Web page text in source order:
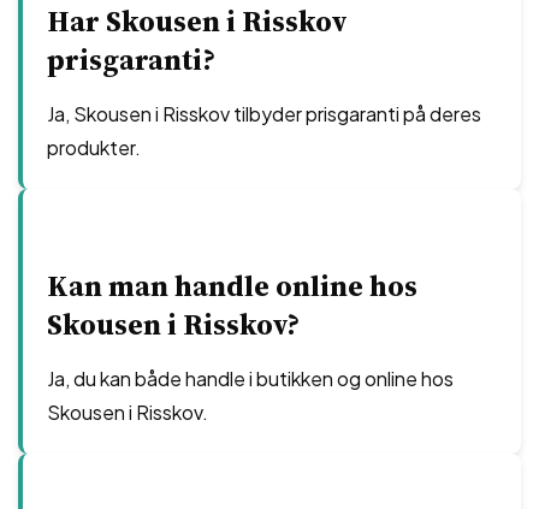
Har Skousen i Risskov
prisgaranti?
Ja, Skousen i Risskov tilbyder prisgaranti på deres
produkter.
Kan man handle online hos
Skousen i Risskov?
Ja, du kan både handle i butikken og online hos
Skousen i Risskov.